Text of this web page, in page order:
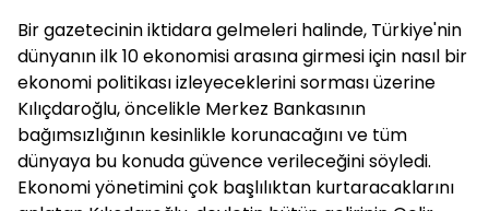
Bir gazetecinin iktidara gelmeleri halinde, Türkiye'nin
dünyanın ilk 10 ekonomisi arasına girmesi için nasıl bir
ekonomi politikası izleyeceklerini sorması üzerine
Kılıçdaroğlu, öncelikle Merkez Bankasının
bağımsızlığının kesinlikle korunacağını ve tüm
dünyaya bu konuda güvence verileceğini söyledi.
Ekonomi yönetimini çok başlılıktan kurtaracaklarını